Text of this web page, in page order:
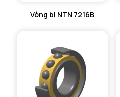
Vòng bi NTN 7216B